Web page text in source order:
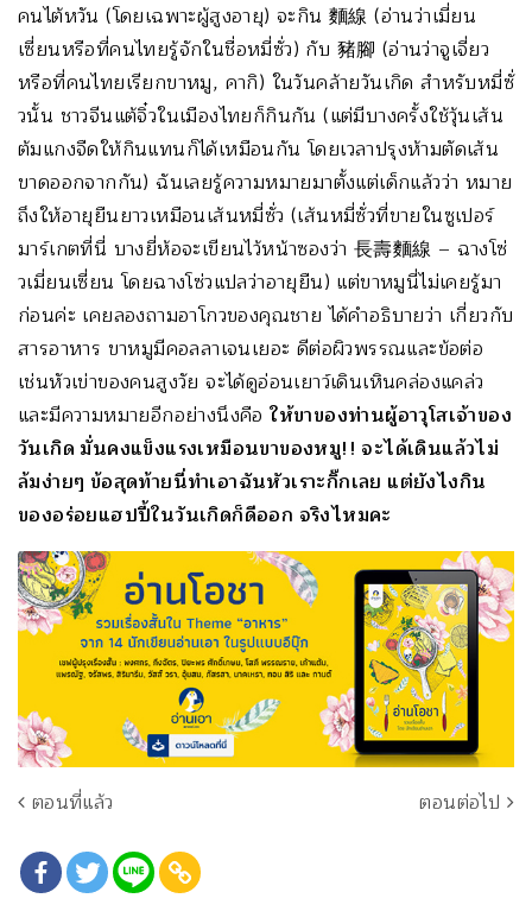
คนไต้หวัน (โดยเฉพาะผู้สูงอายุ) จะกิน 麵線 (อ่านว่าเมี่ยน
เซี่ยนหรือที่คนไทยรู้จักในชื่อหมี่ซั่ว) กับ 豬腳 (อ่านว่าจูเจี่ยว
หรือที่คนไทยเรียกขาหมู, คากิ) ในวันคล้ายวันเกิด สำหรับหมี่ซั่
วนั้น ชาวจีนแต้จิ๋วในเมืองไทยก็กินกัน (แต่มีบางครั้งใช้วุ้นเส้น
ต้มแกงจืดให้กินแทนก็ได้เหมือนกัน โดยเวลาปรุงห้ามตัดเส้น
ขาดออกจากกัน) ฉันเลยรู้ความหมายมาตั้งแต่เด็กแล้วว่า หมาย
ถึงให้อายุยืนยาวเหมือนเส้นหมี่ซั่ว (เส้นหมี่ซั่วที่ขายในซูเปอร์
มาร์เกตที่นี่ บางยี่ห้อจะเขียนไว้หน้าซองว่า 長壽麵線 – ฉางโซ่
วเมี่ยนเซี่ยน โดยฉางโซ่วแปลว่าอายุยืน) แต่ขาหมูนี่ไม่เคยรู้มา
ก่อนค่ะ เคยลองถามอาโกวของคุณชาย ได้คำอธิบายว่า เกี่ยวกับ
สารอาหาร ขาหมูมีคอลลาเจนเยอะ ดีต่อผิวพรรณและข้อต่อ
เช่นหัวเข่าของคนสูงวัย จะได้ดูอ่อนเยาว์เดินเหินคล่องแคล่ว
และมีความหมายอีกอย่างนึงคือให้ขาของท่านผู้อาวุโสเจ้าของ
วันเกิด มั่นคงแข็งแรงเหมือนขาของหมู!! จะได้เดินแล้วไม่
ล้มง่ายๆ ข้อสุดท้ายนี่ทำเอาฉันหัวเราะกิ๊กเลย แต่ยังไงกิน
ของอร่อยแฮปปี้ในวันเกิดก็ดีออก จริงไหมคะ
ตอนที่แล้ว ตอนต่อไป